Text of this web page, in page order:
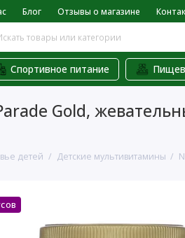
Блог Отзывы о магазине
Спортивное питание
Gold,
детей Детские мультивитамины